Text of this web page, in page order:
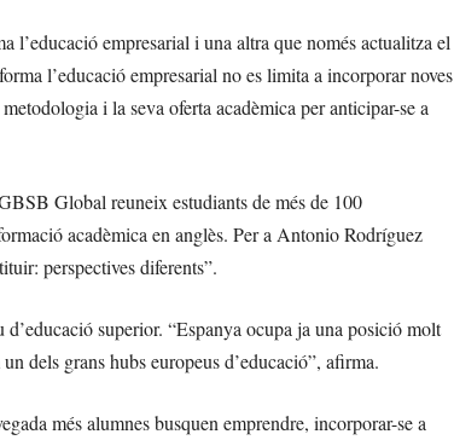
l’educació empresarial i una altra que només actualitza el
l’educació empresarial no es limita a incorporar noves
i la seva oferta acadèmica per anticipar-se a
Global reuneix estudiants de més de 100
acadèmica en anglès. Per a Antonio Rodríguez
perspectives diferents”.
superior. “Espanya ocupa ja una posició molt
dels grans hubs europeus d’educació”, afirma.
més alumnes busquen emprendre, incorporar-se a